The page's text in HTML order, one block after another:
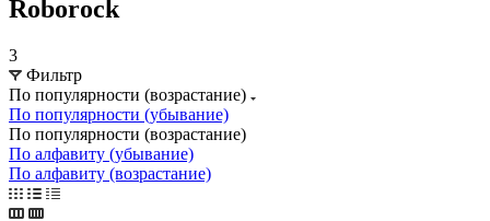
Roborock
3
Фильтр
По популярности (возрастание)
По популярности (убывание)
По популярности (возрастание)
По алфавиту (убывание)
По алфавиту (возрастание)